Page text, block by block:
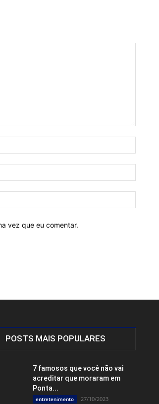
vez que eu comentar.
POSTS MAIS POPULARES
7 famosos que você não vai
acreditar que moraram em
Ponta...
entretenimento 27/10/2023